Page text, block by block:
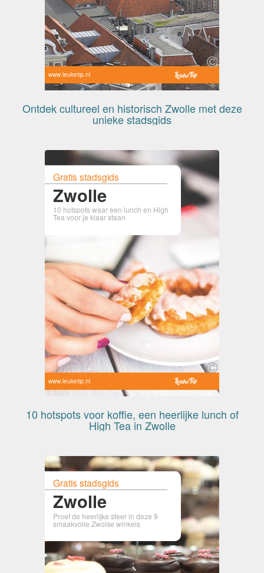
www.leuketip.nl
Ontdek cultureel en historisch Zwolle met deze
unieke stadsgids
Gratis stadsgids
Zwolle
10 hotspots waar een lunch en High
Tea voor je klaar staan
www.leuketip.nl
10 hotspots voor koffie, een heerlijke lunch of
High Tea in Zwolle
Gratis stadsgids
Zwolle
Proef de heerlijke sfeer in deze 9
smaakvolle Zwolse winkels